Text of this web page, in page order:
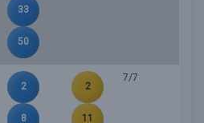
33
50
2
8
2
11
7/7